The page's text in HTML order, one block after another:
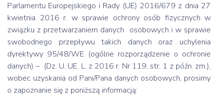
Parlamentu Europejskiego i Rady (UE) 2016/679 z dnia 27
kwietnia 2016 r. w sprawie ochrony osób fizycznych w
związku z przetwarzaniem danych osobowych i w sprawie
swobodnego przepływu takich danych oraz uchylenia
dyrektywy 95/48/WE (ogólne rozporządzenie o ochronie
danych) – (Dz. U. UE. L. z 2016 r. Nr 119, str. 1 z późn. zm.),
wobec uzyskania od Pani/Pana danych osobowych, prosimy
o zapoznanie się z poniższą informacją: